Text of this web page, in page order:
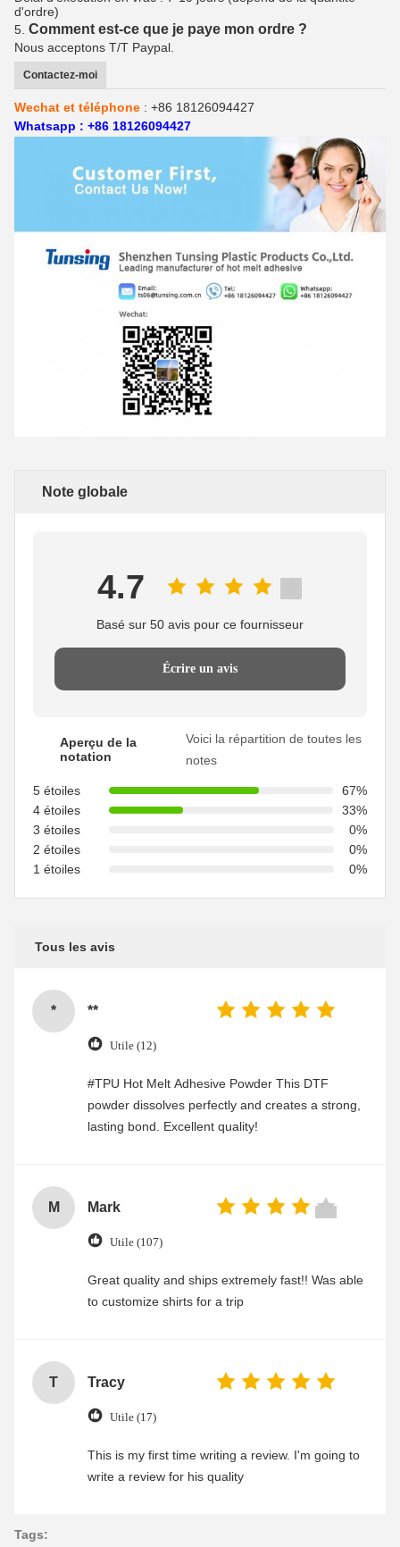
d'ordre)
5. Comment est-ce que je paye mon ordre ?
Nous acceptons T/T Paypal.
Contactez-moi
Wechat et téléphone : +86 18126094427
Whatsapp : +86 18126094427
Note globale
4.7
Basé sur 50 avis pour ce fournisseur
Écrire un avis
Aperçu de la
notation
Voici la répartition de toutes les
notes
5 étoiles
67%
4 étoiles
33%
3 étoiles
0%
2 étoiles
0%
1 étoiles
0%
Tous les avis
* **
Utile (12)
#TPU Hot Melt Adhesive Powder This DTF
powder dissolves perfectly and creates a strong,
lasting bond. Excellent quality!
M Mark
Utile (107)
Great quality and ships extremely fast!! Was able
to customize shirts for a trip
T Tracy
Utile (17)
This is my first time writing a review. I'm going to
write a review for his quality
Tags: